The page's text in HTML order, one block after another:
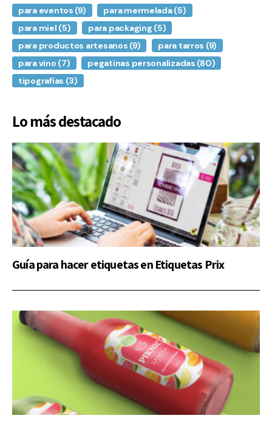
para eventos (9) para mermelada(5)
para miel (5) para packaging (5)
para productos artesanos (9) para tarros (9)
para vino (7) pegatinas personalizadas (80)
tipografías (3)
Lo más destacado
Guía para hacer etiquetas en Etiquetas Prix